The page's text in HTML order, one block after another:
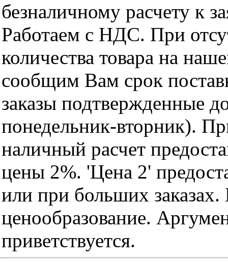
безналичному расчету к
Работаем с НДС. При
количества товара на
сообщим Вам срок
заказы подтвержденные
понедельник-вторник).
наличный расчет
цены 2%. 'Цена 2'
или при больших
ценообразование.
приветствуется.